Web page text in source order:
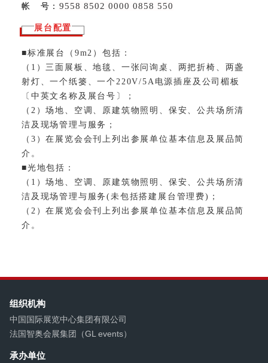
帐 号：9558 8502 0000 0858 550
展台配置
■标准展台（9m2）包括：
（1）三面展板、地毯、一张问询桌、两把折椅、两盏
射灯、一个纸篓、一个220V/5A电源插座及公司楣板
〔中英文名称及展台号〕；
（2）场地、空调、原建筑物照明、保安、公共场所清
洁及现场管理与服务；
（3）在展览会会刊上列出参展单位基本信息及展品简
介。
■光地包括：
（1）场地、空调、原建筑物照明、保安、公共场所清
洁及现场管理与服务(未包括搭建展台管理费)；
（2）在展览会会刊上列出参展单位基本信息及展品简
介。
组织机构
中国国际展览中心集团有限公司
法国智奥会展集团（GL events）
承办单位